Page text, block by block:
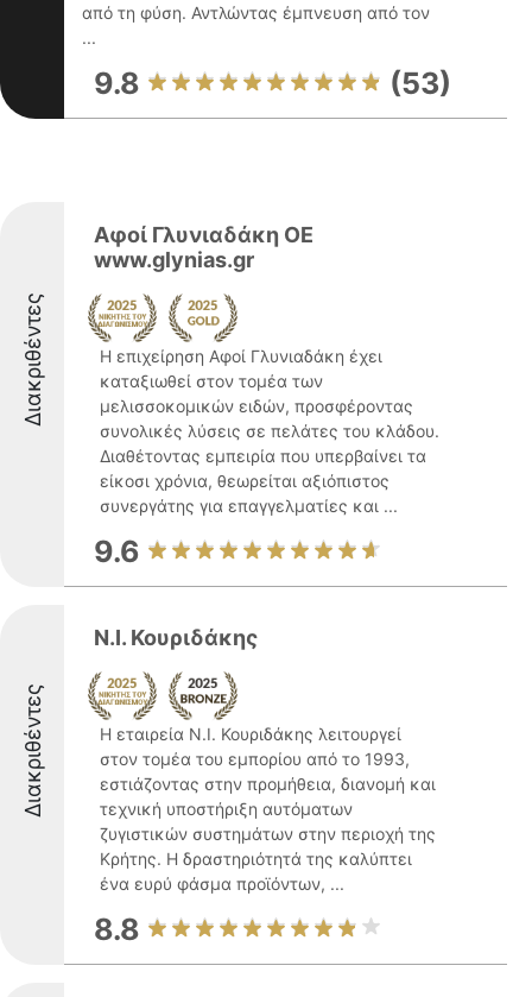
από τη φύση. Αντλώντας έμπνευση από τον
...
9.8 (53)
Διακριθέντες
Αφοί Γλυνιαδάκη ΟΕ
www.glynias.gr
Η επιχείρηση Αφοί Γλυνιαδάκη έχει
καταξιωθεί στον τομέα των
μελισσοκομικών ειδών, προσφέροντας
συνολικές λύσεις σε πελάτες του κλάδου.
Διαθέτοντας εμπειρία που υπερβαίνει τα
είκοσι χρόνια, θεωρείται αξιόπιστος
συνεργάτης για επαγγελματίες και ...
9.6
Διακριθέντες
Ν.Ι. Κουριδάκης
Η εταιρεία Ν.Ι. Κουριδάκης λειτουργεί
στον τομέα του εμπορίου από το 1993,
εστιάζοντας στην προμήθεια, διανομή και
τεχνική υποστήριξη αυτόματων
ζυγιστικών συστημάτων στην περιοχή της
Κρήτης. Η δραστηριότητά της καλύπτει
ένα ευρύ φάσμα προϊόντων, ...
8.8